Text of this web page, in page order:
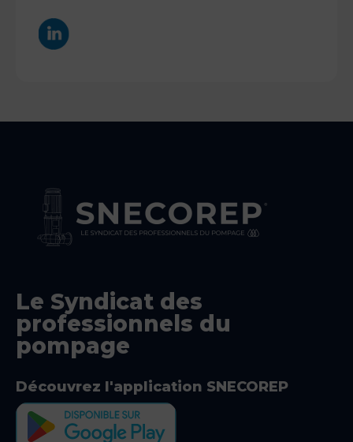
Le Syndicat des
professionnels du
pompage
Découvrez l'application SNECOREP